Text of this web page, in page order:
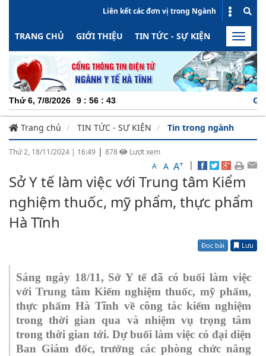
Liên kết các đơn vị trong Ngành
TRANG CHỦ GIỚI THIỆU TIN TỨC - SỰ KIỆN HOẠT
Toggle
Thứ 6, 7/8/2026 9 : 56 : 44 CHUYÊN
Trang chủ TIN TỨC - SỰ KIỆN Tin trong ngành
Thứ 2, 18/11/2024 | 16:49 | 878
Lượt xem
A- A A+ |
Sở Y tế làm việc với Trung tâm Kiểm
nghiệm thuốc, mỹ phẩm, thực phẩm
Hà Tĩnh
Đọc bài Lưu
Sáng ngày 18/11, Sở Y tế đã có buổi làm việc
với Trung tâm Kiểm nghiệm thuốc, mỹ phẩm,
thực phẩm Hà Tĩnh về công tác kiểm nghiệm
trong thời gian qua và nhiệm vụ trọng tâm
trong thời gian tới. Dự buổi làm việc có đạidiện
Ban Giám đốc, trưởng các phòng chức năng